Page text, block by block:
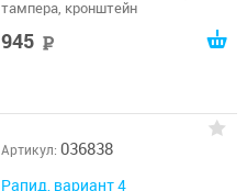
тампера, кронштейн
945
Артикул: 036838
Рапид, вариант 4